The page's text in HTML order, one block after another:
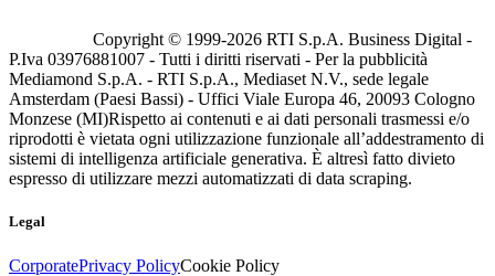
Copyright © 1999-2026 RTI S.p.A. Business Digital -
P.Iva 03976881007 - Tutti i diritti riservati - Per la pubblicità
Mediamond S.p.A. - RTI S.p.A., Mediaset N.V., sede legale
Amsterdam (Paesi Bassi) - Uffici Viale Europa 46, 20093 Cologno
Monzese (MI)Rispetto ai contenuti e ai dati personali trasmessi e/o
riprodotti è vietata ogni utilizzazione funzionale all’addestramento di
sistemi di intelligenza artificiale generativa. È altresì fatto divieto
espresso di utilizzare mezzi automatizzati di data scraping.
Legal
CorporatePrivacy PolicyCookie Policy